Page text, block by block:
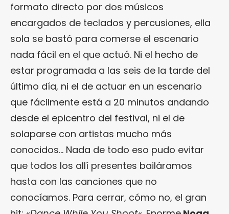
formato directo por dos músicos
encargados de teclados y percusiones, ella
sola se bastó para comerse el escenario
nada fácil en el que actuó. Ni el hecho de
estar programada a las seis de la tarde del
último día, ni el de actuar en un escenario
que fácilmente está a 20 minutos andando
desde el epicentro del festival, ni el de
solaparse con artistas mucho más
conocidos… Nada de todo eso pudo evitar
que todos los allí presentes bailáramos
hasta con las canciones que no
conocíamos. Para cerrar, cómo no, el gran